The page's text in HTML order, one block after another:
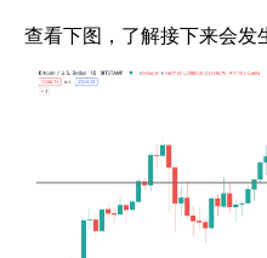
查看下图，了解接下来会发